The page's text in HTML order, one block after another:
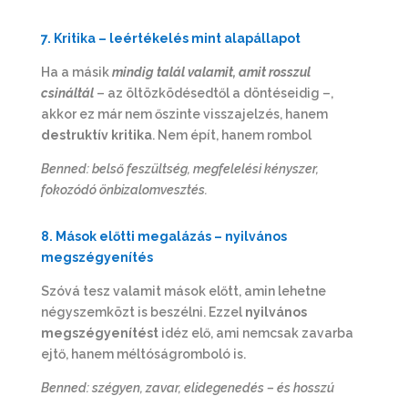
7. Kritika – leértékelés mint alapállapot
Ha a másikmindig talál valamit, amit rosszul
csináltál– az öltözködésedtől a döntéseidig –,
akkor ez már nem őszinte visszajelzés, hanem
destruktív kritika. Nem épít, hanem rombol
Benned: belső feszültség, megfelelési kényszer,
fokozódó önbizalomvesztés.
8. Mások előtti megalázás – nyilvános
megszégyenítés
Szóvá tesz valamit mások előtt, amin lehetne
négyszemközt is beszélni. Ezzel nyilvános
megszégyenítéstidéz elő, ami nemcsak zavarba
ejtő, hanem méltóságromboló is.
Benned: szégyen, zavar, elidegenedés – és hosszú